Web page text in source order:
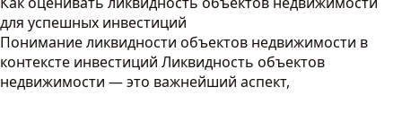
для успешных инвестиций
Понимание ликвидности объектов недвижимости в
контексте инвестиций Ликвидность объектов
недвижимости — это важнейший аспект,